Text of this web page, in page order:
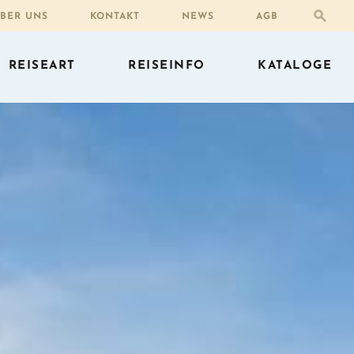
UNS KONTAKT NEWS AGB
REISEART REISEINFO KATALOGE